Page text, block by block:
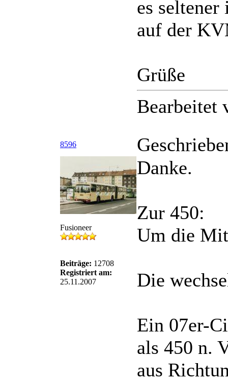
es
auf der
Grüße
Bearbeitet
8596
Fusioneer
Beiträge: 12708
Registriert am:
25.11.2007
Danke.
Zur 450:
Um die
Die
Ein 07er-
als 450 n.
aus